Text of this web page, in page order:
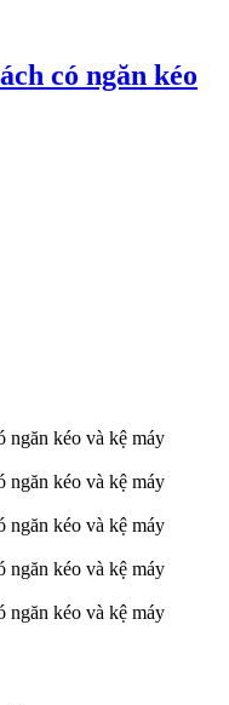
có ngăn kéo